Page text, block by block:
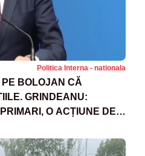
Politica Interna - nationala
BOLOJAN CĂ
GRINDEANU:
O ACȚIUNE DE